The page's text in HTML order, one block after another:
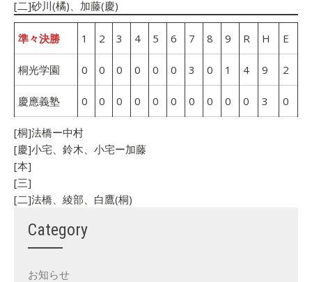
[二]砂川(橘)、加藤(慶)
準々決勝 1 2 3 4 5 6 7 8 9 R H E
桐光学園 0 0 0 0 0 0 3 0 1 4 9 2
慶應義塾 0 0 0 0 0 0 0 0 0 0 3 0
[桐]法橋ー中村
[慶]小宅、鈴木、小宅ー加藤
[本]
[三]
[二]法橋、綾部、白鷹(桐)
Category
お知らせ